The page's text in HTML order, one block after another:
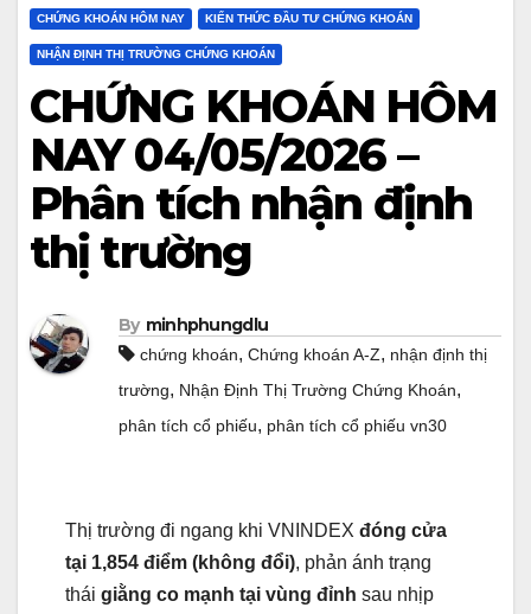
CHỨNG KHOÁN HÔM NAY KIẾN THỨC ĐẦU TƯ CHỨNG KHOÁN
NHẬN ĐỊNH THỊ TRƯỜNG CHỨNG KHOÁN
CHỨNG KHOÁN HÔM
NAY 04/05/2026 –
Phân tích nhận định
thị trường
By minhphungdlu
chứng khoán, Chứng khoán A-Z, nhận định thị
trường, Nhận Định Thị Trường Chứng Khoán,
phân tích cổ phiếu, phân tích cổ phiếu vn30
Thị trường đi ngang khi VNINDEX đóng cửa
tại 1,854 điểm (không đổi), phản ánh trạng
thái giằng co mạnh tại vùng đỉnh sau nhịp